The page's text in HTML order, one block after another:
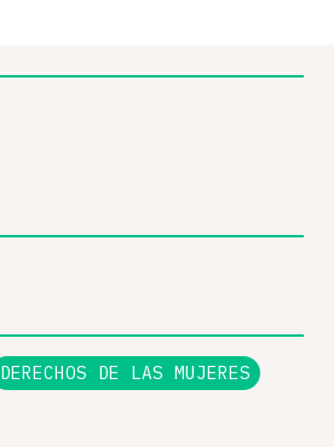
DERECHOS DE LAS MUJERES